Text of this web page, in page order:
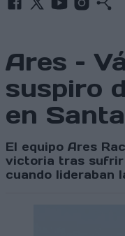
Ares –
suspiro
en
El equipo Ares
victoria tras sufrir
cuando lideraban